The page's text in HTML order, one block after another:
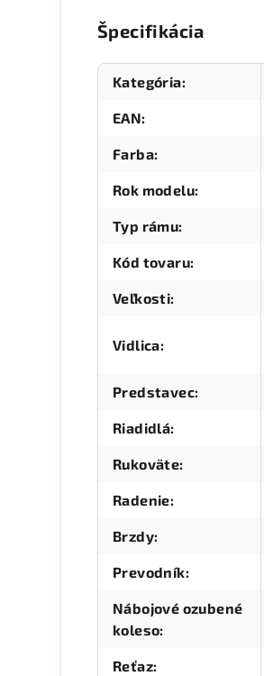
Špecifikácia
Kategória:
EAN:
Farba:
Rok modelu:
Typ rámu:
Kód tovaru:
Veľkosti:
Vidlica:
Predstavec:
Riadidlá:
Rukoväte:
Radenie:
Brzdy:
Prevodník:
Nábojové ozubené
koleso:
Reťaz: